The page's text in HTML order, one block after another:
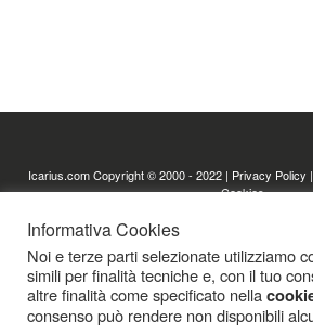
Icarius.com Copyright © 2000 - 2022 | Privacy Policy |
Cookies
Informativa Cookies
Noi e terze parti selezionate utilizziamo
simili per finalità tecniche e, con il tuo
altre finalità come specificato nella
consenso può rendere non disponibili